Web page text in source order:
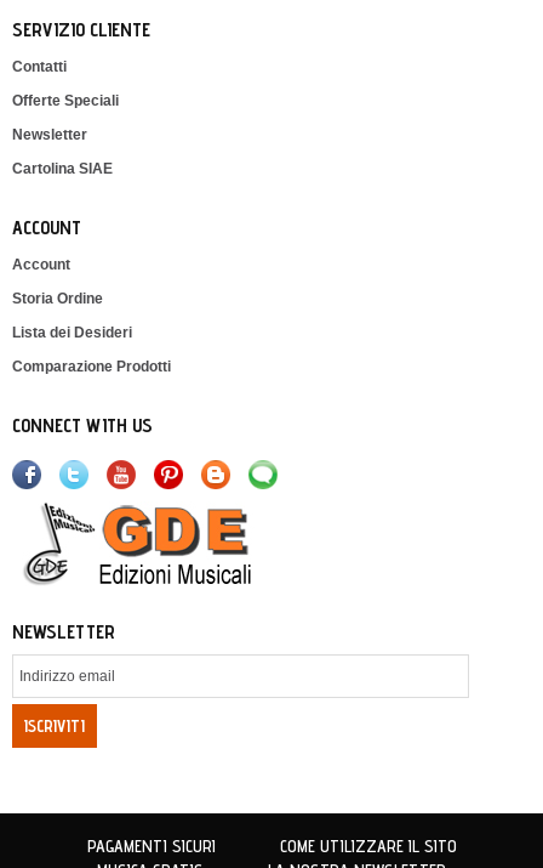
SERVIZIO CLIENTE
Contatti
Offerte Speciali
Newsletter
Cartolina SIAE
ACCOUNT
Account
Storia Ordine
Lista dei Desideri
Comparazione Prodotti
CONNECT WITH US
NEWSLETTER
ISCRIVITI
PAGAMENTI SICURI
COME UTILIZZARE IL SITO